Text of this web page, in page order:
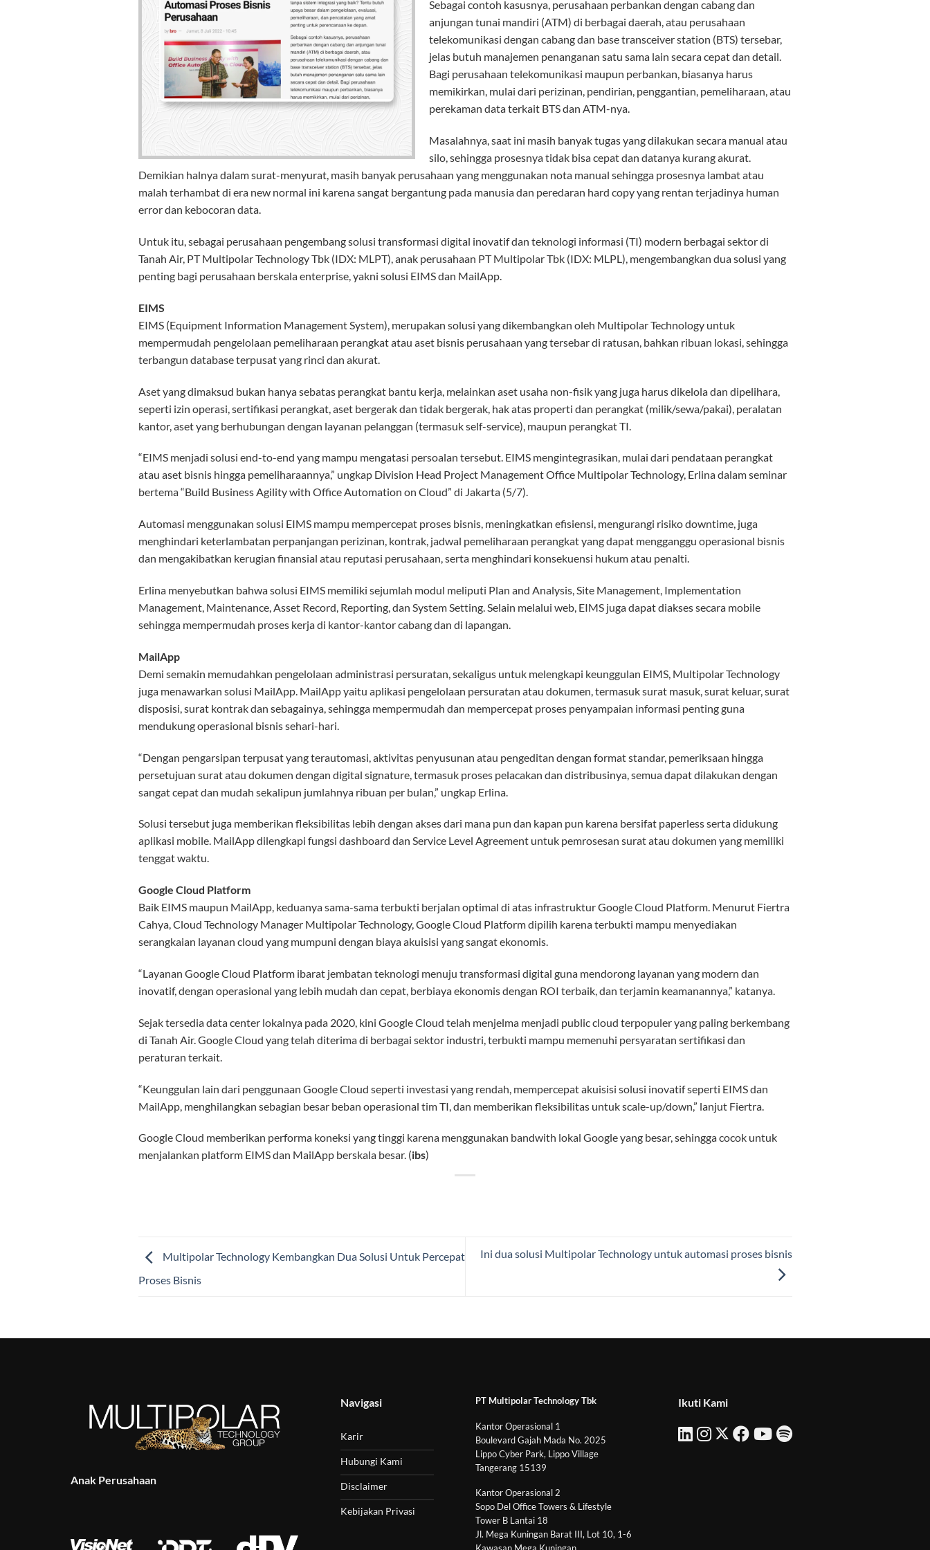
Sebagai contoh kasusnya, perusahaan perbankan dengan cabang dan
anjungan tunai mandiri (ATM) di berbagai daerah, atau perusahaan
telekomunikasi dengan cabang dan base transceiver station (BTS) tersebar,
jelas butuh manajemen penanganan satu sama lain secara cepat dan detail.
Bagi perusahaan telekomunikasi maupun perbankan, biasanya harus
memikirkan, mulai dari perizinan, pendirian, penggantian, pemeliharaan, atau
perekaman data terkait BTS dan ATM-nya.
Masalahnya, saat ini masih banyak tugas yang dilakukan secara manual atau
silo, sehingga prosesnya tidak bisa cepat dan datanya kurang akurat.
Demikian halnya dalam surat-menyurat, masih banyak perusahaan yang menggunakan nota manual sehingga prosesnya lambat atau
malah terhambat di era new normal ini karena sangat bergantung pada manusia dan peredaran hard copy yang rentan terjadinya human
error dan kebocoran data.
Untuk itu, sebagai perusahaan pengembang solusi transformasi digital inovatif dan teknologi informasi (TI) modern berbagai sektor di
Tanah Air, PT Multipolar Technology Tbk (IDX: MLPT), anak perusahaan PT Multipolar Tbk (IDX: MLPL), mengembangkan dua solusi yang
penting bagi perusahaan berskala enterprise, yakni solusi EIMS dan MailApp.
EIMS
EIMS (Equipment Information Management System), merupakan solusi yang dikembangkan oleh Multipolar Technology untuk
mempermudah pengelolaan pemeliharaan perangkat atau aset bisnis perusahaan yang tersebar di ratusan, bahkan ribuan lokasi, sehingga
terbangun database terpusat yang rinci dan akurat.
Aset yang dimaksud bukan hanya sebatas perangkat bantu kerja, melainkan aset usaha non-fisik yang juga harus dikelola dan dipelihara,
seperti izin operasi, sertifikasi perangkat, aset bergerak dan tidak bergerak, hak atas properti dan perangkat (milik/sewa/pakai), peralatan
kantor, aset yang berhubungan dengan layanan pelanggan (termasuk self-service), maupun perangkat TI.
“EIMS menjadi solusi end-to-end yang mampu mengatasi persoalan tersebut. EIMS mengintegrasikan, mulai dari pendataan perangkat
atau aset bisnis hingga pemeliharaannya,” ungkap Division Head Project Management Office Multipolar Technology, Erlina dalam seminar
bertema “Build Business Agility with Office Automation on Cloud” di Jakarta (5/7).
Automasi menggunakan solusi EIMS mampu mempercepat proses bisnis, meningkatkan efisiensi, mengurangi risiko downtime, juga
menghindari keterlambatan perpanjangan perizinan, kontrak, jadwal pemeliharaan perangkat yang dapat mengganggu operasional bisnis
dan mengakibatkan kerugian finansial atau reputasi perusahaan, serta menghindari konsekuensi hukum atau penalti.
Erlina menyebutkan bahwa solusi EIMS memiliki sejumlah modul meliputi Plan and Analysis, Site Management, Implementation
Management, Maintenance, Asset Record, Reporting, dan System Setting. Selain melalui web, EIMS juga dapat diakses secara mobile
sehingga mempermudah proses kerja di kantor-kantor cabang dan di lapangan.
MailApp
Demi semakin memudahkan pengelolaan administrasi persuratan, sekaligus untuk melengkapi keunggulan EIMS, Multipolar Technology
juga menawarkan solusi MailApp. MailApp yaitu aplikasi pengelolaan persuratan atau dokumen, termasuk surat masuk, surat keluar, surat
disposisi, surat kontrak dan sebagainya, sehingga mempermudah dan mempercepat proses penyampaian informasi penting guna
mendukung operasional bisnis sehari-hari.
“Dengan pengarsipan terpusat yang terautomasi, aktivitas penyusunan atau pengeditan dengan format standar, pemeriksaan hingga
persetujuan surat atau dokumen dengan digital signature, termasuk proses pelacakan dan distribusinya, semua dapat dilakukan dengan
sangat cepat dan mudah sekalipun jumlahnya ribuan per bulan,” ungkap Erlina.
Solusi tersebut juga memberikan fleksibilitas lebih dengan akses dari mana pun dan kapan pun karena bersifat paperless serta didukung
aplikasi mobile. MailApp dilengkapi fungsi dashboard dan Service Level Agreement untuk pemrosesan surat atau dokumen yang memiliki
tenggat waktu.
Google Cloud Platform
Baik EIMS maupun MailApp, keduanya sama-sama terbukti berjalan optimal di atas infrastruktur Google Cloud Platform. Menurut Fiertra
Cahya, Cloud Technology Manager Multipolar Technology, Google Cloud Platform dipilih karena terbukti mampu menyediakan
serangkaian layanan cloud yang mumpuni dengan biaya akuisisi yang sangat ekonomis.
“Layanan Google Cloud Platform ibarat jembatan teknologi menuju transformasi digital guna mendorong layanan yang modern dan
inovatif, dengan operasional yang lebih mudah dan cepat, berbiaya ekonomis dengan ROI terbaik, dan terjamin keamanannya,” katanya.
Sejak tersedia data center lokalnya pada 2020, kini Google Cloud telah menjelma menjadi public cloud terpopuler yang paling berkembang
di Tanah Air. Google Cloud yang telah diterima di berbagai sektor industri, terbukti mampu memenuhi persyaratan sertifikasi dan
peraturan terkait.
“Keunggulan lain dari penggunaan Google Cloud seperti investasi yang rendah, mempercepat akuisisi solusi inovatif seperti EIMS dan
MailApp, menghilangkan sebagian besar beban operasional tim TI, dan memberikan fleksibilitas untuk scale-up/down,” lanjut Fiertra.
Google Cloud memberikan performa koneksi yang tinggi karena menggunakan bandwith lokal Google yang besar, sehingga cocok untuk
menjalankan platform EIMS dan MailApp berskala besar. (ibs)
Multipolar Technology Kembangkan Dua Solusi Untuk Percepat
Proses Bisnis
Ini dua solusi Multipolar Technology untuk automasi proses bisnis
Anak Perusahaan
Navigasi
Karir
Hubungi Kami
Disclaimer
Kebijakan Privasi
PT Multipolar Technology Tbk
Kantor Operasional 1
Boulevard Gajah Mada No. 2025
Lippo Cyber Park, Lippo Village
Tangerang 15139
Kantor Operasional 2
Sopo Del Office Towers & Lifestyle
Tower B Lantai 18
Jl. Mega Kuningan Barat III, Lot 10, 1-6
Ikuti Kami